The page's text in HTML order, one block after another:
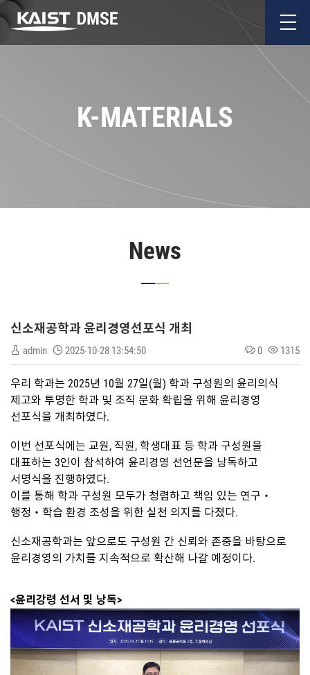
K-MATERIALS
News
신소재공학과 윤리경영선포식 개최
admin 2025-10-28 13:54:50 0 1315
우리 학과는 2025년 10월 27일(월) 학과 구성원의 윤리의식
제고와 투명한 학과 및 조직 문화 확립을 위해 윤리경영
선포식을 개최하였다.
이번 선포식에는 교원, 직원, 학생대표 등 학과 구성원을
대표하는 3인이 참석하여 윤리경영 선언문을 낭독하고
서명식을 진행하였다.
이를 통해 학과 구성원 모두가 청렴하고 책임 있는 연구‧
행정‧학습 환경 조성을 위한 실천 의지를 다졌다.
신소재공학과는 앞으로도 구성원 간 신뢰와 존중을 바탕으로
윤리경영의 가치를 지속적으로 확산해 나갈 예정이다.
<윤리강령 선서 및 낭독>